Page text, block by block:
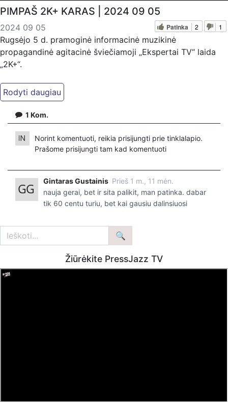
PIMPAŠ 2K+ KARAS | 2024 09 05
2024 09 05 Patinka 2 1
Rugsėjo 5 d. pramoginė informacinė muzikinė
propagandinė agitacinė šviečiamoji „Ekspertai TV“ laida
„2K+“.
Kiti mūsų kanalai:
Ekspertai.eu Telegram'e – https://t.me/ekspertaiTelegram
https://www.ekspertai.eu
Mūsų veikla galima tik dėka skaitytojų ir žiūrovų, mus
https://www.paypal.com/paypalme/Ekspertaieu?
locale.x=en_US
1 Kom.
Norint komentuoti, reikia prisijungti prie tinklalapio.
Prašome prisijungti tam kad komentuoti
Gintaras Gustainis Prieš 1 m., 11 mėn.
nauja gerai, bet ir sita palikit, man patinka. dabar
tik 60 centu turiu, bet kai gausiu dalinsiuosi
Žiūrėkite PressJazz TV